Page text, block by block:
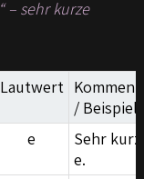
Lautwert
/
e
Sehr
e.